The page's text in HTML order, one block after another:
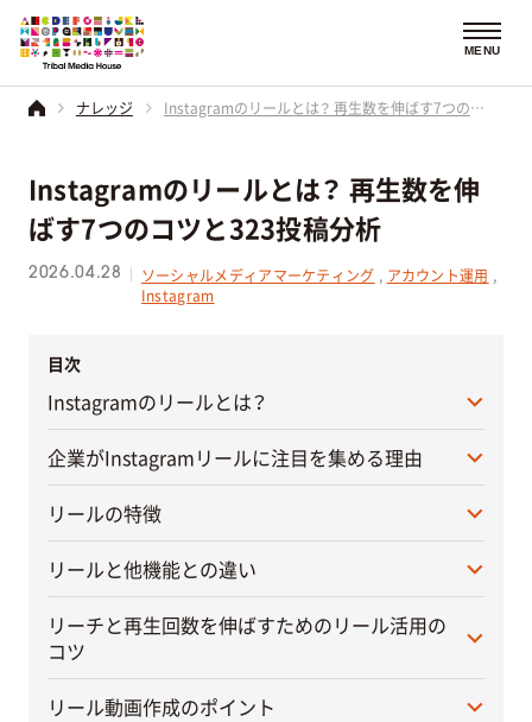
MENU
ナレッジ Instagramのリールとは？ 再生数を伸ばす7つのコツと323投稿分析
Instagramのリールとは？ 再生数を伸
ばす7つのコツと323投稿分析
2026.04.28 ソーシャルメディアマーケティング , アカウント運用 ,
Instagram
目次
Instagramのリールとは？
企業がInstagramリールに注目を集める理由
リールの特徴
リールと他機能との違い
リーチと再生回数を伸ばすためのリール活用の
コツ
リール動画作成のポイント